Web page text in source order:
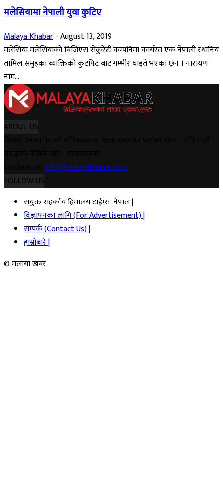
मलेसियामा नेपाली युवा कुटिए
Malaya Khabar-August 13, 2019
मलेसिया मलेसियाको बिजिएस सेक्रुरेटी कम्पनिमा कार्यरत एक नेपाली स्थानिय
तामिल समुहका ब्याक्तिको कुटपिट बाट गम्भीर घाइते भएका छ्न । नारायण
नाम...
ABOUT US
info@malayakhabar.com
FOLLOW US
सयुक्त सहर्काय हिमालय टाईम्स, नेपाल |
विज्ञापनका लागि (For Advertisement) |
सम्पर्क (Contact Us) |
हाम्रोबारे |
© मलाया खबर